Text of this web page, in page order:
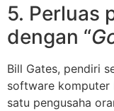
5. Perluas
dengan “
Bill Gates, pendiri
software komputer
satu pengusaha